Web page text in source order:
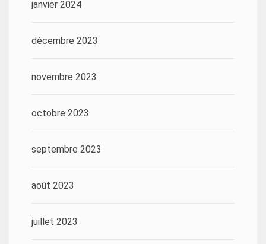
janvier 2024
décembre 2023
novembre 2023
octobre 2023
septembre 2023
août 2023
juillet 2023